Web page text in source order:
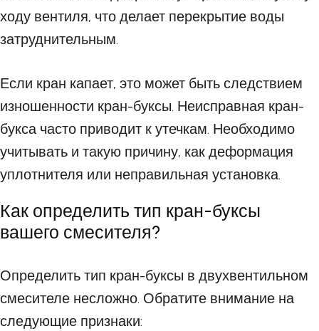
ходу вентиля, что делает перекрытие воды
затруднительным.
Если кран капает, это может быть следствием
изношенности кран-буксы. Неисправная кран-
букса часто приводит к утечкам. Необходимо
учитывать и такую причину, как деформация
уплотнителя или неправильная установка.
Как определить тип кран-буксы
вашего смесителя?
Определить тип кран-буксы в двухвентильном
смесителе несложно. Обратите внимание на
следующие признаки: